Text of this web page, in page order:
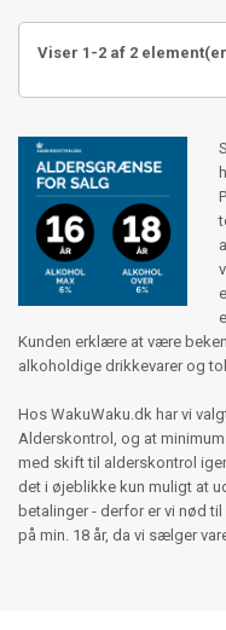
Viser 1-2 af 2
Kunden erklære at være
alkoholdige drikkevarer og
Hos WakuWaku.dk har vi
Alderskontrol, og at
med skift til alderskontrol
det i øjeblikke kun muligt at
betalinger - derfor er vi nød
på min. 18 år, da vi sælger